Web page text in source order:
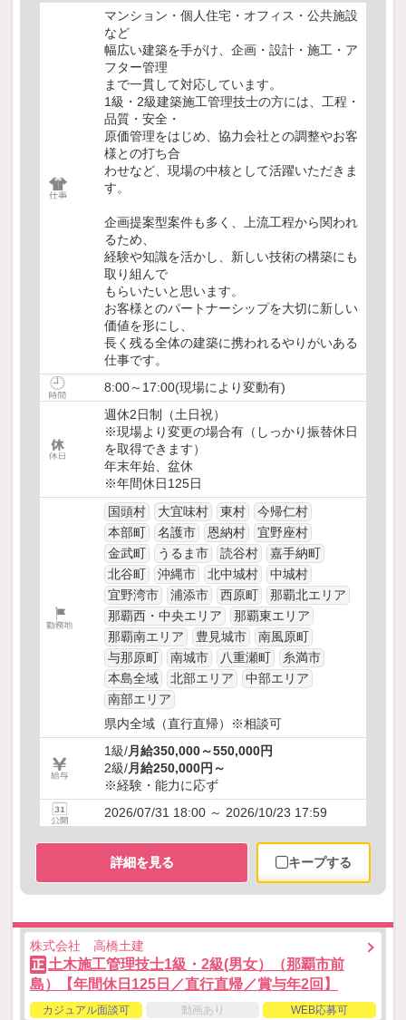
マンション・個人住宅・オフィス・公共施設
など
幅広い建築を手がけ、企画・設計・施工・ア
フター管理
まで一貫して対応しています。
1級・2級建築施工管理技士の方には、工程・
品質・安全・
原価管理をはじめ、協力会社との調整やお客
様との打ち合
わせなど、現場の中核として活躍いただきま
す。
企画提案型案件も多く、上流工程から関われ
るため、
経験や知識を活かし、新しい技術の構築にも
取り組んで
もらいたいと思います。
お客様とのパートナーシップを大切に新しい
価値を形にし、
長く残る全体の建築に携われるやりがいある
仕事です。
8:00～17:00(現場により変動有)
週休2日制（土日祝）
※現場より変更の場合有（しっかり振替休日
を取得できます）
年末年始、盆休
※年間休日125日
国頭村
大宜味村 東村
今帰仁村
本部町
名護市 恩納村
宜野座村
金武町
うるま市 読谷村
嘉手納町
北谷町
沖縄市 北中城村
中城村
宜野湾市
浦添市 西原町
那覇北エリア
那覇西・中央エリア
那覇東エリア
那覇南エリア
豊見城市
南風原町
与那原町
南城市 八重瀬町
糸満市
本島全域
北部エリア
中部エリア
南部エリア
県内全域（直行直帰）※相談可
1級/月給350,000～550,000円
2級/月給250,000円～
※経験・能力に応ず
2026/07/31 18:00 ～ 2026/10/23 17:59
詳細を見る キープする
株式会社 高橋土建
正 土木施工管理技士1級・2級(男女）（那覇市前
島）【年間休日125日／直行直帰／賞与年2回】
カジュアル面談可 動画あり WEB応募可